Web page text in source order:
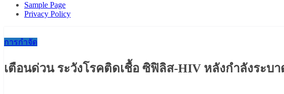
Sample Page
Privacy Policy
การกำจัด
เตือนด่วน ระวังโรคติดเชื้อ ซิฟิลิส-HIV หลังกำลังระบ